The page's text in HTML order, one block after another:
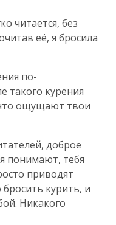
читается, без
её, я бросила
по-
такого курения
ощущают твои
доброе
понимают, тебя
приводят
курить, и
Никакого